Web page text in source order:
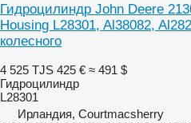
Гидроцилиндр John Deere
Housing L28301, Al38082,
колесного
4 525 TJS 425 € ≈ 491 $
Гидроцилиндр
L28301
Ирландия, Courtmacsherry